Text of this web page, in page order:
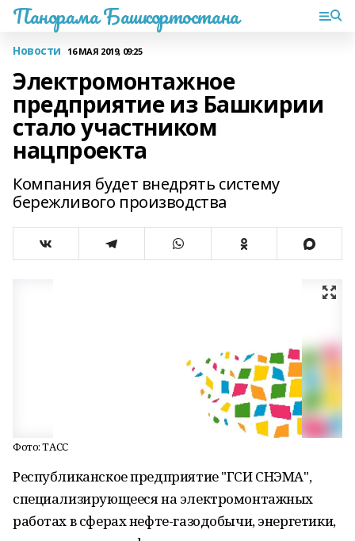
Панорама Башкортостана
Новости 16 МАЯ 2019, 09:25
Электромонтажное
предприятие из Башкирии
стало участником
нацпроекта
Компания будет внедрять систему
бережливого производства
Фото: ТАСС
Республиканское предприятие "ГСИ СНЭМА",
специализирующееся на электромонтажных
работах в сферах нефте-газодобычи, энергетики,